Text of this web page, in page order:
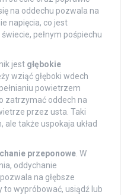
na oddechu pozwala na
napięcia, co jest
pełnym pośpiechu
jest głębokie
wziąć głęboki wdech
powietrzem
zatrzymać oddech na
przez usta. Taki
także uspokaja układ
przeponowe . W
oddychanie
na głębsze
to wypróbować, usiądź lub